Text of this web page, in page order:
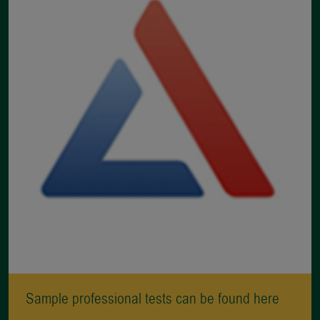
Sample professional tests can be found here